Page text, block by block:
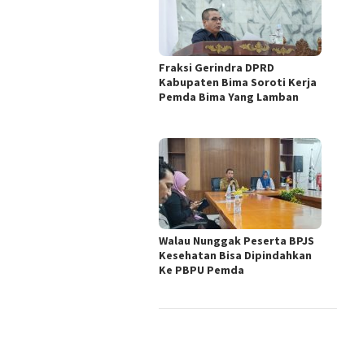
Fraksi Gerindra DPRD
Kabupaten Bima Soroti Kerja
Pemda Bima Yang Lamban
Walau Nunggak Peserta BPJS
Kesehatan Bisa Dipindahkan
Ke PBPU Pemda